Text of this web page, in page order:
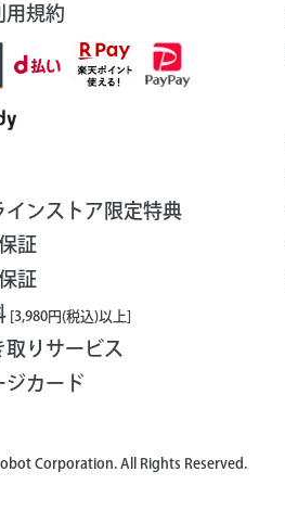
用規約
インストア限定特典
証
証
[3,980円(税込)以上]
取りサービス
ジカード
Corporation. All Rights Reserved.